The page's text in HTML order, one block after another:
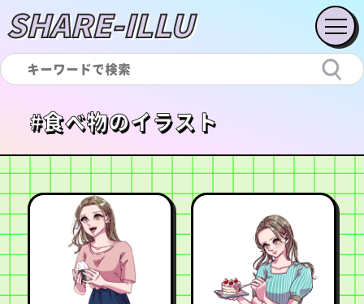
SHARE-ILLU
#食べ物のイラスト